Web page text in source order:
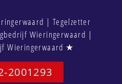
| Tegelzetter
Wieringerwaard |
Wieringerwaard ★
2001293